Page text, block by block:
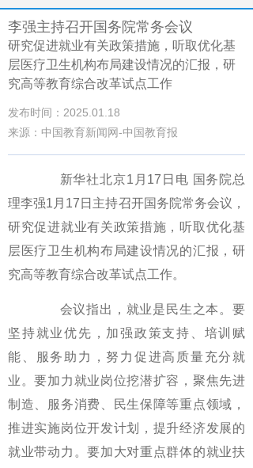
李强主持召开国务院常务会议
研究促进就业有关政策措施，听取优化基
层医疗卫生机构布局建设情况的汇报，研
究高等教育综合改革试点工作
发布时间：2025.01.18
来源：中国教育新闻网-中国教育报
新华社北京1月17日电 国务院总
理李强1月17日主持召开国务院常务会议，
研究促进就业有关政策措施，听取优化基
层医疗卫生机构布局建设情况的汇报，研
究高等教育综合改革试点工作。
会议指出，就业是民生之本。要
坚持就业优先，加强政策支持、培训赋
能、服务助力，努力促进高质量充分就
业。要加力就业岗位挖潜扩容，聚焦先进
制造、服务消费、民生保障等重点领域，
推进实施岗位开发计划，提升经济发展的
就业带动力。要加大对重点群体的就业扶